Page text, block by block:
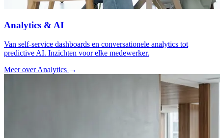
Analytics & AI
Van self-service dashboards en conversationele analytics tot
predictive AI. Inzichten voor elke medewerker.
Meer over Analytics →